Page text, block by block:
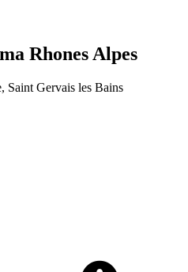
Rhones Alpes
Saint Gervais les Bains